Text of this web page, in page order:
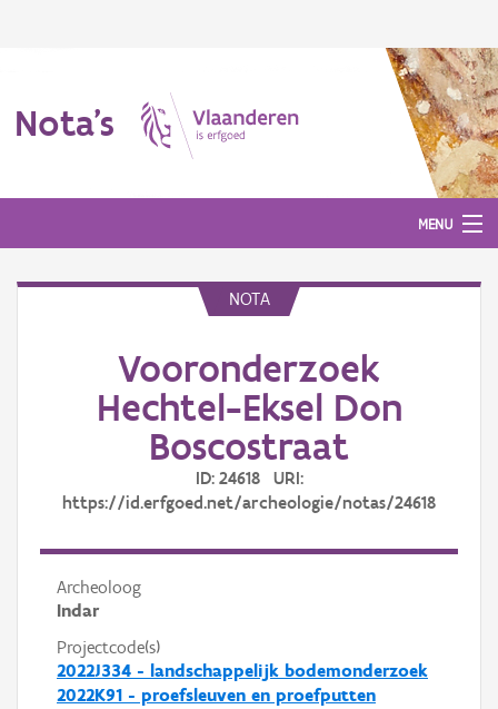
Nota's
MENU
NOTA
Vooronderzoek
Hechtel-Eksel Don
Boscostraat
ID: 24618 URI:
https://id.erfgoed.net/archeologie/notas/24618
Archeoloog
Indar
Projectcode(s)
2022J334 - landschappelijk bodemonderzoek
2022K91 - proefsleuven en proefputten